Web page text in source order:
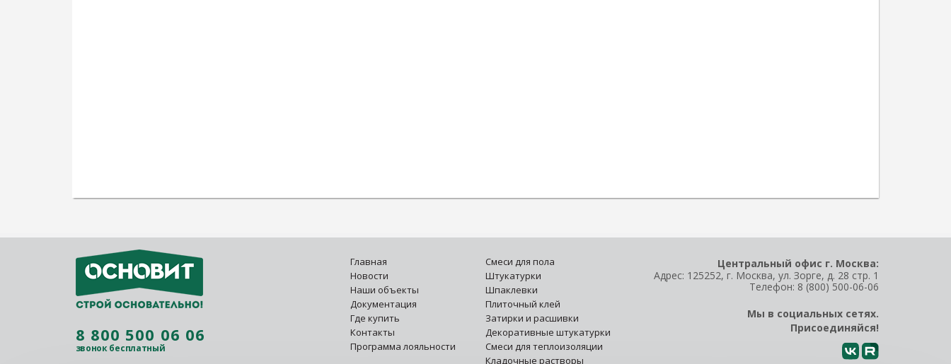
Главная
Новости
Наши объекты
Документация
Где купить
Контакты
Программа лояльности
Смеси для пола
Штукатурки
Шпаклевки
Плиточный клей
Затирки и расшивки
Декоративные штукатурки
Смеси для теплоизоляции
Кладочные растворы
8 800 500 06 06
звонок бесплатный
Центральный офис г. Москва:
Адрес: 125252, г. Москва, ул. Зорге, д. 28 стр. 1
Телефон: 8 (800) 500-06-06
Мы в социальных сетях.
Присоединяйся!